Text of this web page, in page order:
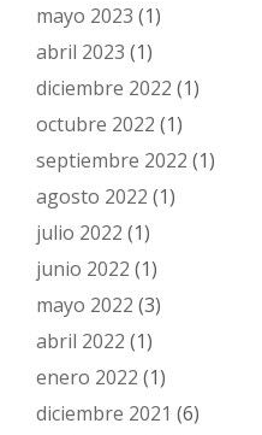
mayo 2023 (1)
abril 2023 (1)
diciembre 2022 (1)
octubre 2022 (1)
septiembre 2022 (1)
agosto 2022 (1)
julio 2022 (1)
junio 2022 (1)
mayo 2022 (3)
abril 2022 (1)
enero 2022 (1)
diciembre 2021 (6)